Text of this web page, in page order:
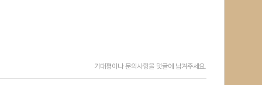
기대평이나 문의사항을 댓글에 남겨주세요.